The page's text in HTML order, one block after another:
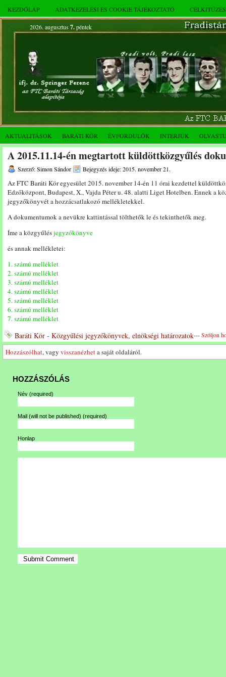
KEZDŐLAP ADATKEZELÉSI ÉS COOKIE TÁJÉKOZTATÓ
2026. augusztus 7.péntek
AKTUALITÁSOK BARÁTI KÖR ÉVFORDULÓK INTERJÚK
A 2015.11.14-én megtartott küldöttközgyűlés
Szerző: Simon Sándor Bejegyzés ideje: 2015. november 21.
Az FTC Baráti Kör egyesület 2015. november 14-én 11 órai kezdettel
Edzőközpont, Budapest, X., Vajda Péter u. 48. alatti Liget Hotelben. Ennek a
jegyzőkönyvét a hozzácsatlakozó mellékletekkel.
A dokumentumok a nevükre kattintással tölthetők le és tekinthetők meg.
Íme a közgyűlésjegyzőkönyve
és annak mellékletei:
1. számú melléklet
2. számú melléklet
3. számú melléklet
4. számú melléklet
5. számú melléklet
6. számú melléklet
7. számú melléklet
Baráti Kör - Közgyűlési jegyzőkönyvek, elnökségi határozatok---Szóljon
Hozzászólhat, vagy visszanézheta saját oldaláról.
HOZZÁSZÓLÁS
Név (required)
Mail (will not be published) (required)
Honlap